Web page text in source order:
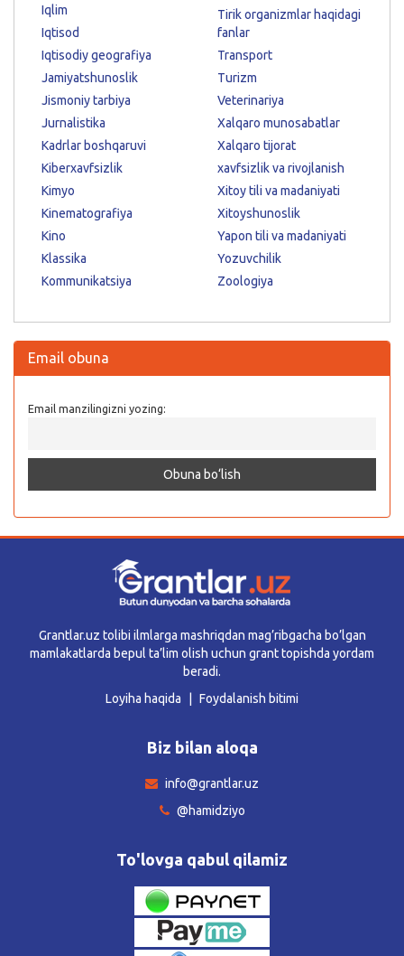
Iqlim
Iqtisod
Iqtisodiy geografiya
Jamiyatshunoslik
Jismoniy tarbiya
Jurnalistika
Kadrlar boshqaruvi
Kiberxavfsizlik
Kimyo
Kinematografiya
Kino
Klassika
Kommunikatsiya
Tirik organizmlar haqidagi
fanlar
Transport
Turizm
Veterinariya
Xalqaro munosabatlar
Xalqaro tijorat
xavfsizlik va rivojlanish
Xitoy tili va madaniyati
Xitoyshunoslik
Yapon tili va madaniyati
Yozuvchilik
Zoologiya
Email obuna
Email manzilingizni yozing:
Grantlar.uz tolibi ilmlarga mashriqdan mag’ribgacha bo’lgan
mamlakatlarda bepul ta’lim olish uchun grant topishda yordam
beradi.
Loyiha haqida
Foydalanish bitimi
Biz bilan aloqa
info@grantlar.uz
@hamidziyo
To'lovga qabul qilamiz